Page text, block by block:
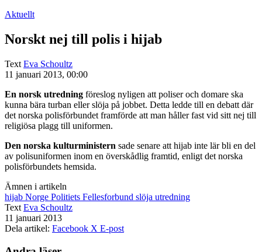
Aktuellt
Norskt nej till polis i hijab
Text Eva Schoultz
11 januari 2013, 00:00
En norsk utredning föreslog nyligen att poliser och domare ska
kunna bära turban eller slöja på jobbet. Detta ledde till en debatt där
det norska polisförbundet framförde att man håller fast vid sitt nej till
religiösa plagg till uniformen.
Den norska kulturministern sade senare att hijab inte lär bli en del
av polisuniformen inom en överskådlig framtid, enligt det norska
polisförbundets hemsida.
Ämnen i artikeln
hijab Norge Politiets Fellesforbund slöja utredning
Text Eva Schoultz
11 januari 2013
Dela artikel: Facebook X E-post